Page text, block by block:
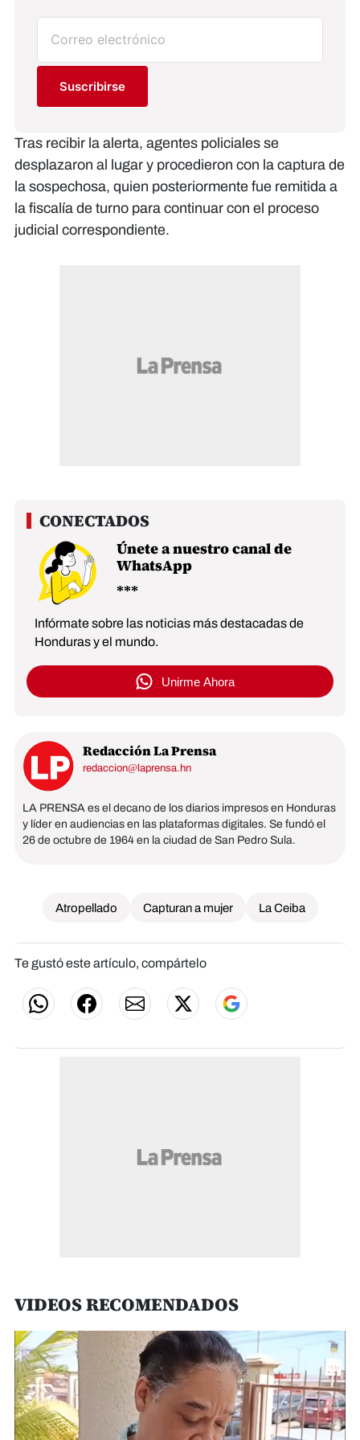
Suscribirse
Tras recibir la alerta, agentes policiales se
desplazaron al lugar y procedieron con la captura de
la sospechosa, quien posteriormente fue remitida a
la fiscalía de turno para continuar con el proceso
judicial correspondiente.
Únete a nuestro canal de
WhatsApp
Infórmate sobre las noticias más destacadas de
Honduras y el mundo.
Unirme Ahora
Redacción La Prensa
redaccion@laprensa.hn
LA PRENSA es el decano de los diarios impresos en Honduras
y líder en audiencias en las plataformas digitales. Se fundó el
26 de octubre de 1964 en la ciudad de San Pedro Sula.
Atropellado Capturan a mujer La Ceiba
Te gustó este artículo, compártelo
VIDEOS RECOMENDADOS